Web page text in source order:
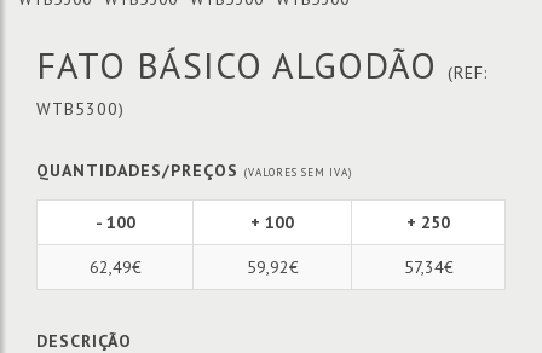
FATO BÁSICO ALGODÃO
(REF:
WTB5300)
QUANTIDADES/PREÇOS (VALORES SEM IVA)
- 100 + 100 + 250
62,49€ 59,92€ 57,34€
DESCRIÇÃO